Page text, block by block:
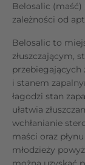
Belosalic (maść)
zależności od
Belosalic to
złuszczającym,
i stanem
łagodzi stan
ułatwia
wchłanianie
maści oraz
młodzieży